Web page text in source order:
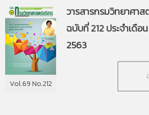
Vol.69 No.212
วารสารกรมวิทยาศา
ฉบับที่ 212 ประจำเดื
2563